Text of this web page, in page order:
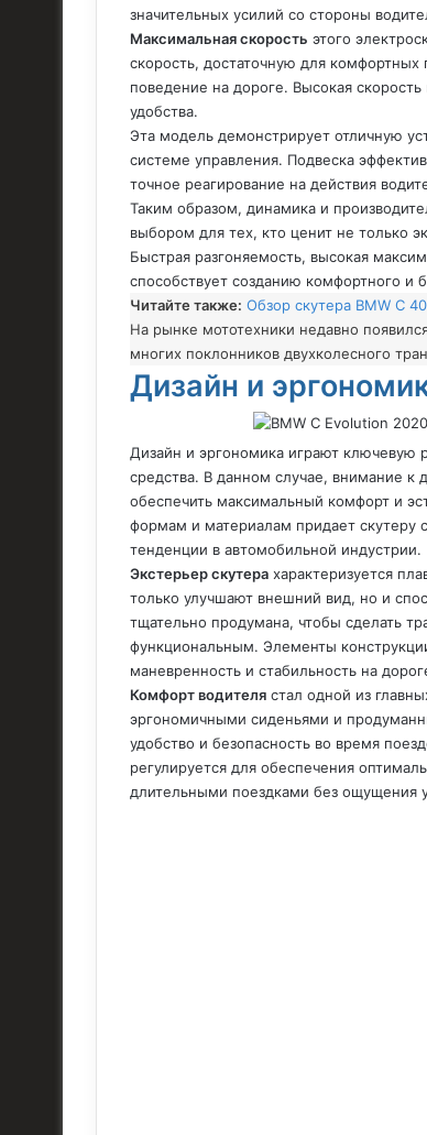
значительных усилий со стороны
Максимальная скорость этого
скорость, достаточную для комфортных
поведение на дороге. Высокая
удобства.
Эта модель демонстрирует отличную
системе управления. Подвеска
точное реагирование на действия
Таким образом, динамика и
выбором для тех, кто ценит не только
Быстрая разгоняемость, высокая
способствует созданию комфортного и
Читайте также: Обзор скутера BMW C
На рынке мототехники недавно
многих поклонников двухколесного
Дизайн и
Дизайн и эргономика играют ключевую
средства. В данном случае, внимание к
обеспечить максимальный комфорт и
формам и материалам придает скутеру
тенденции в автомобильной индустрии.
Экстерьер скутера характеризуется
только улучшают внешний вид, но и
тщательно продумана, чтобы сделать
функциональным. Элементы
маневренность и стабильность на
Комфорт водителя стал одной из
эргономичными сиденьями и
удобство и безопасность во время
регулируется для обеспечения
длительными поездками без ощущения